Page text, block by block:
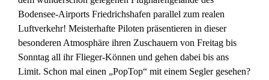
Bodensee-Airports Friedrichshafen parallel zum realen
Luftverkehr! Meisterhafte Piloten präsentieren in dieser
besonderen Atmosphäre ihren Zuschauern von Freitag bis
Sonntag all ihr Flieger-Können und gehen dabei bis ans
Limit. Schon mal einen „PopTop“ mit einem Segler gesehen?